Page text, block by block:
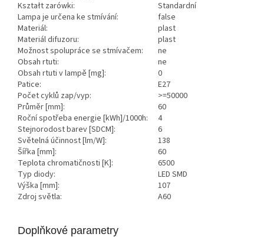
Kształt zarówki:
Standardní
Lampa je určena ke stmívání:
false
Materiál:
plast
Materiál difuzoru:
plast
Možnost spolupráce se stmívačem:
ne
Obsah rtuti:
ne
Obsah rtuti v lampě [mg]:
0
Patice:
E27
Počet cyklů zap/vyp:
>=50000
Průměr [mm]:
60
Roční spotřeba energie [kWh]/1000h:
4
Stejnorodost barev [SDCM]:
6
Světelná účinnost [lm/W]:
138
Šířka [mm]:
60
Teplota chromatičnosti [K]:
6500
Typ diody:
LED SMD
Výška [mm]:
107
Zdroj světla:
A60
Doplňkové parametry